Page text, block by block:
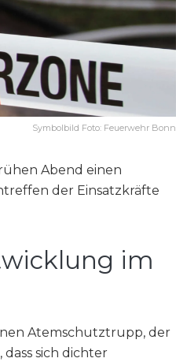
Symbolbild Foto: Feuerwehr Bonn
Abend einen
der Einsatzkräfte
im
Atemschutztrupp, der
sich dichter